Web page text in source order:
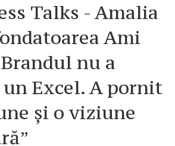
Talks - Amalia
Ami
nu a
Excel. A pornit
și o viziune